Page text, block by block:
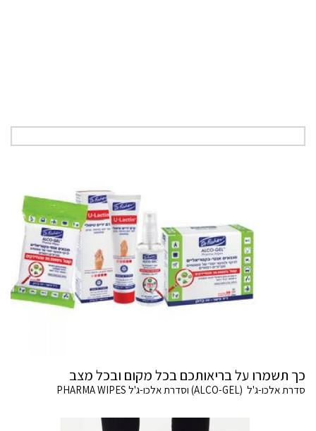
כך תשמרו על בריאותכם בכל מקום ובכל מצב
סדרת אלכו-ג'ל (ALCO-GEL) וסדרת אלכו-ג'ל PHARMA WIPES